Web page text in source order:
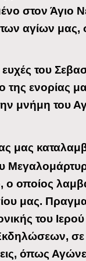
στον Άγιο
αγίων μας,
του
της ενορίας
μνήμη του
μας
ο οποίος
μας.
του
όπως